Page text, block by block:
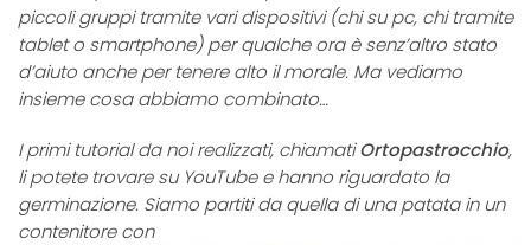
piccoli gruppi tramite vari dispositivi (chi su pc, chi tramite
tablet o smartphone) per qualche ora è senz’altro stato
d’aiuto anche per tenere alto il morale. Ma vediamo
insieme cosa abbiamo combinato…
I primi tutorial da noi realizzati, chiamatiOrtopastrocchio,
li potete trovare su YouTube e hanno riguardato la
germinazione. Siamo partiti da quella di una patata in un
contenitore con